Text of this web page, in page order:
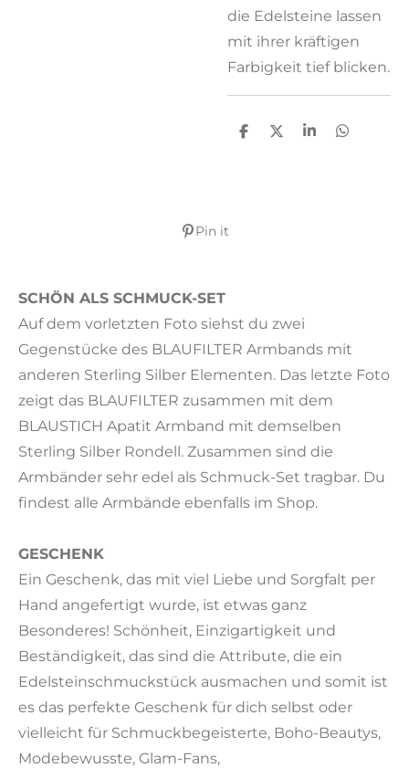
die Edelsteine lassen
mit ihrer kräftigen
Farbigkeit tief blicken.
T
T
T
T
Pin it
SCHÖN ALS SCHMUCK-SET
Auf dem vorletzten Foto siehst du zwei
Gegenstücke des BLAUFILTER Armbands mit
anderen Sterling Silber Elementen. Das letzte Foto
zeigt das BLAUFILTER zusammen mit dem
BLAUSTICH Apatit Armband mit demselben
Sterling Silber Rondell. Zusammen sind die
Armbänder sehr edel als Schmuck-Set tragbar. Du
findest alle Armbände ebenfalls im Shop.
GESCHENK
Ein Geschenk, das mit viel Liebe und Sorgfalt per
Hand angefertigt wurde, ist etwas ganz
Besonderes! Schönheit, Einzigartigkeit und
Beständigkeit, das sind die Attribute, die ein
Edelsteinschmuckstück ausmachen und somit ist
es das perfekte Geschenk für dich selbst oder
vielleicht für Schmuckbegeisterte, Boho-Beautys,
Modebewusste, Glam-Fans,